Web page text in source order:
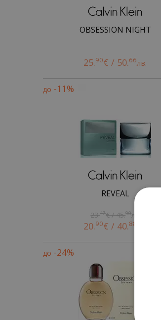
OBSESSION NIGHT
25.90€ / 50.66лв.
до -11%
REVEAL
23.47€ / 45.90лв.
20.90€ / 40.88
до -24%